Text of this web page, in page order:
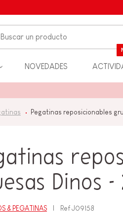
NOVEDADES
Pegatinas reposicionables
Dinos -
& PEGATINAS RefJ09158